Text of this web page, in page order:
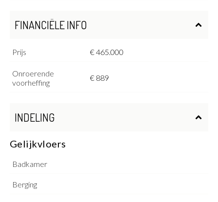
FINANCIËLE INFO
Prijs € 465.000
Onroerende
voorheffing
€ 889
INDELING
Gelijkvloers
Badkamer
Berging